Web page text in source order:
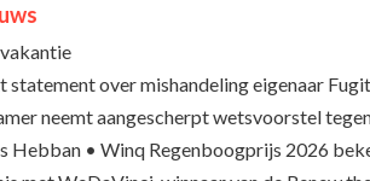
statement over mishandeling eigenaar
neemt aangescherpt wetsvoorstel
Hebban • Winq Regenboogprijs 2026